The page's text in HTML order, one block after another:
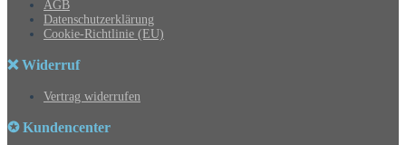
AGB
Datenschutzerklärung
Cookie-Richtlinie (EU)
❌ Widerruf
Vertrag widerrufen
✪ Kundencenter